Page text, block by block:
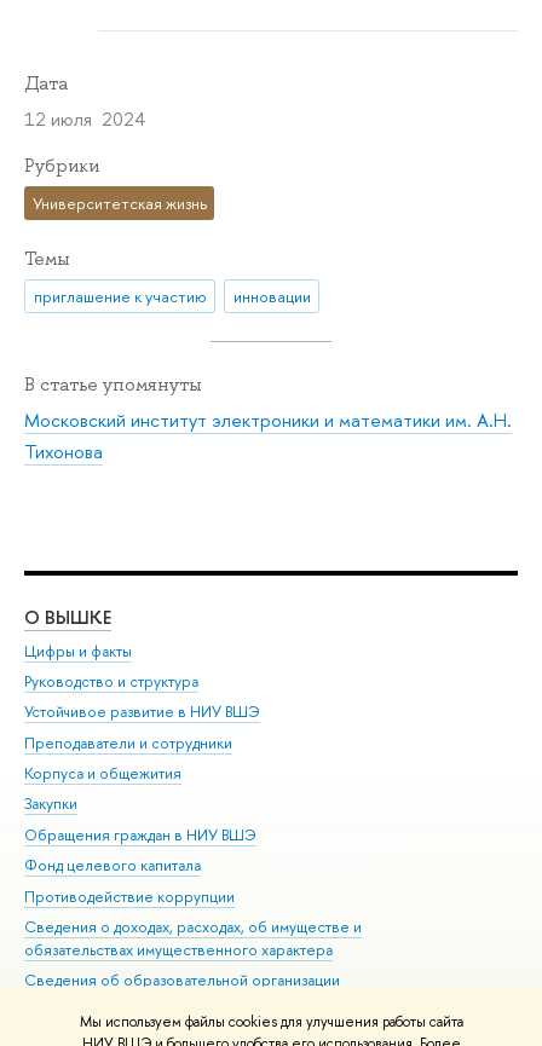
Мы используем файлы cookies для улучшения работы сайта
Дата
12 июля 2024
Рубрики
Университетская жизнь
Темы
приглашение к участию инновации
В статье упомянуты
Московский институт электроники и математики им. А.Н.
Тихонова
О ВЫШКЕ
Цифры и факты
Руководство и структура
Устойчивое развитие в НИУ ВШЭ
Преподаватели и сотрудники
Корпуса и общежития
Закупки
Обращения граждан в НИУ ВШЭ
Фонд целевого капитала
Противодействие коррупции
Сведения о доходах, расходах, об имуществе и
обязательствах имущественного характера
Сведения об образовательной организации
Людям с ограниченными возможностями здоровья
Единая платежная страница